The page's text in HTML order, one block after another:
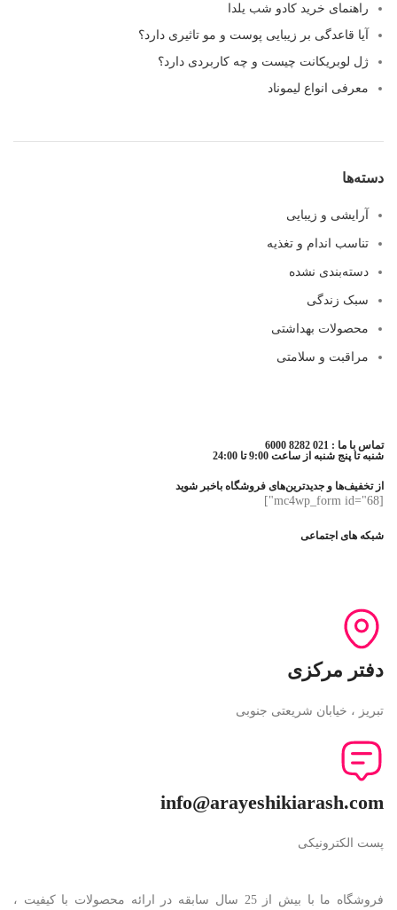
راهنمای خرید کادو شب یلدا
آیا قاعدگی بر زیبایی پوست و مو تاثیری دارد؟
ژل لوبریکانت چیست و چه کاربردی دارد؟
معرفی انواع لیموناد
دسته‌ها
آرایشی و زیبایی
تناسب اندام و تغذیه
دسته‌بندی نشده
سبک زندگی
محصولات بهداشتی
مراقبت و سلامتی
تماس با ما : 021 8282 6000
شنبه تا پنج شنبه از ساعت 9:00 تا 24:00
از تخفیف‌ها و جدیدترین‌های فروشگاه باخبر شوید
[mc4wp_form id="68"]
شبکه های اجتماعی
دفتر مرکزی
تبریز ، خیابان شریعتی جنوبی
info@arayeshikiarash.com
پست الکترونیکی
فروشگاه ما با بیش از 25 سال سابقه در ارائه محصولات با کيفيت ،